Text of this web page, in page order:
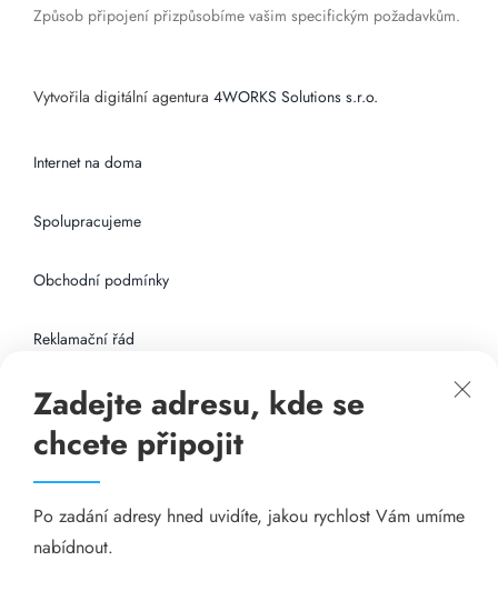
Způsob připojení přizpůsobíme vašim specifickým požadavkům.
Vytvořila digitální agentura 4WORKS Solutions s.r.o.
Internet na doma
Spolupracujeme
Obchodní podmínky
Reklamační řád
Připojení k internetu
Odkazy
Katalog A-seznam.cz
Zadejte adresu, kde se
chcete připojit
Po zadání adresy hned uvidíte, jakou rychlost Vám umíme
nabídnout.